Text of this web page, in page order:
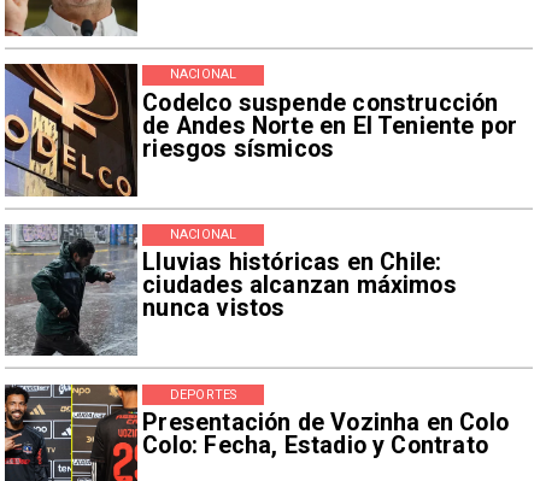
Codelco suspende construcción
de Andes Norte en El Teniente por
riesgos sísmicos
NACIONAL
Lluvias históricas en Chile:
ciudades alcanzan máximos
nunca vistos
NACIONAL
Presentación de Vozinha en Colo
Colo: Fecha, Estadio y Contrato
DEPORTES